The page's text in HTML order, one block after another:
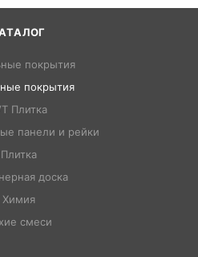
покрытия
покрытия
Плитка
панели и рейки
Плитка
доска
Химия
смеси